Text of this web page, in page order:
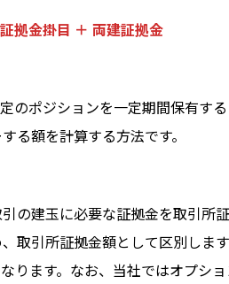
拠金掛目 ＋ 両建証拠金
のポジションを一定期間保有す
る額を計算する方法です。
の建玉に必要な証拠金を取引所
取引所証拠金額として区別しま
ります。なお、当社ではオプシ